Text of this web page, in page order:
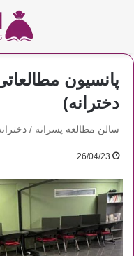
پانسیون
دخترانه)
سالن مطالعه پسرانه /
26/04/23